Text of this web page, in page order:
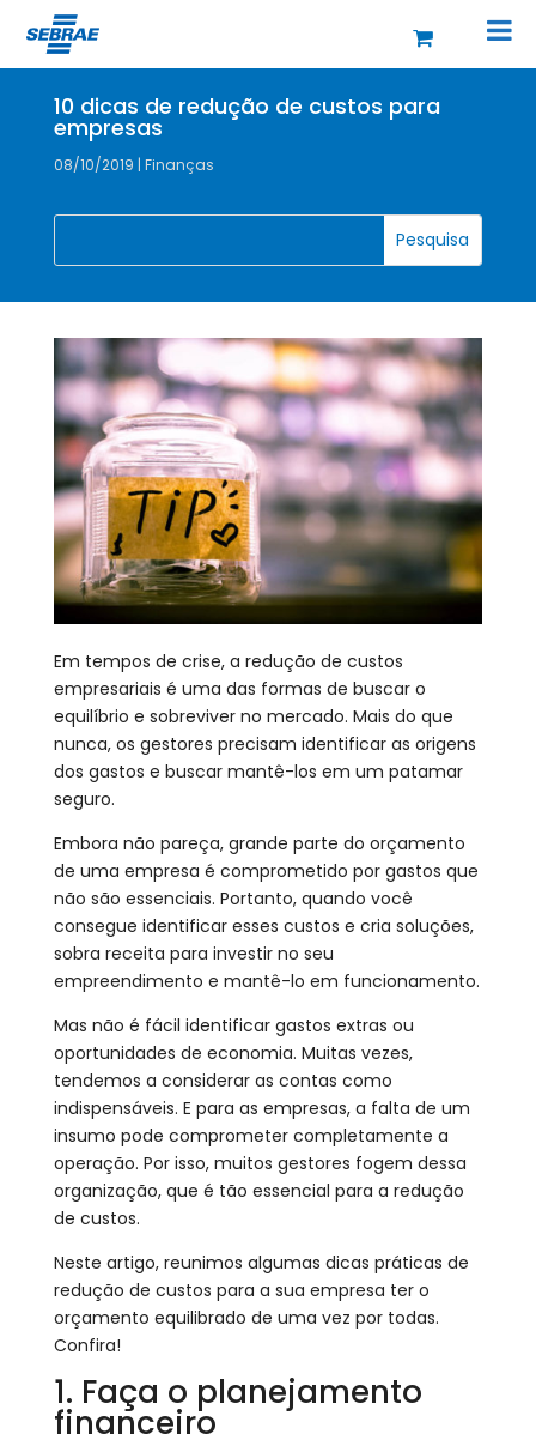
10 dicas de redução de custos para
empresas
08/10/2019 | Finanças
Em tempos de crise, a redução de custos
empresariais é uma das formas de buscar o
equilíbrio e sobreviver no mercado. Mais do que
nunca, os gestores precisam identificar as origens
dos gastos e buscar mantê-los em um patamar
seguro.
Embora não pareça, grande parte do orçamento
de uma empresa é comprometido por gastos que
não são essenciais. Portanto, quando você
consegue identificar esses custos e cria soluções,
sobra receita para investir no seu
empreendimento e mantê-lo em funcionamento.
Mas não é fácil identificar gastos extras ou
oportunidades de economia. Muitas vezes,
tendemos a considerar as contas como
indispensáveis. E para as empresas, a falta de um
insumo pode comprometer completamente a
operação. Por isso, muitos gestores fogem dessa
organização, que é tão essencial para a redução
de custos.
Neste artigo, reunimos algumas dicas práticas de
redução de custos para a sua empresa ter o
orçamento equilibrado de uma vez por todas.
Confira!
1. Faça o planejamento
financeiro